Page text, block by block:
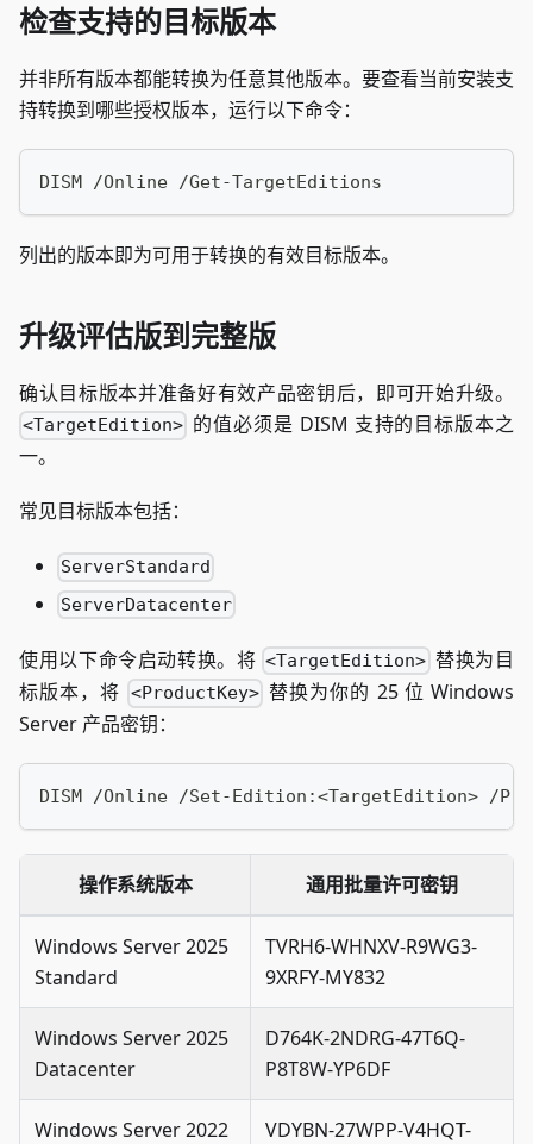
检查支持的目标版本
并非所有版本都能转换为任意其他版本。要查看当前安装支
持转换到哪些授权版本，运行以下命令：
DISM /Online /Get-TargetEditions
列出的版本即为可用于转换的有效目标版本。
升级评估版到完整版
确认目标版本并准备好有效产品密钥后，即可开始升级。
<TargetEdition> 的值必须是 DISM 支持的目标版本之
一。
常见目标版本包括：
ServerStandard
ServerDatacenter
使用以下命令启动转换。将 <TargetEdition> 替换为目
标版本，将 <ProductKey> 替换为你的 25 位 Windows
Server 产品密钥：
DISM /Online /Set-Edition:<TargetEdition> /
操作系统版本 通用批量许可密钥
Windows Server 2025
Standard
TVRH6-WHNXV-R9WG3-
9XRFY-MY832
Windows Server 2025
Datacenter
D764K-2NDRG-47T6Q-
P8T8W-YP6DF
Windows Server 2022 VDYBN-27WPP-V4HQT-